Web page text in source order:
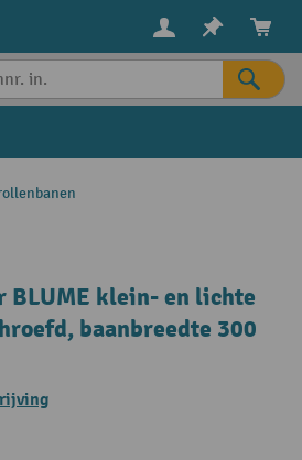
BLUME klein- en lichte
baanbreedte 300